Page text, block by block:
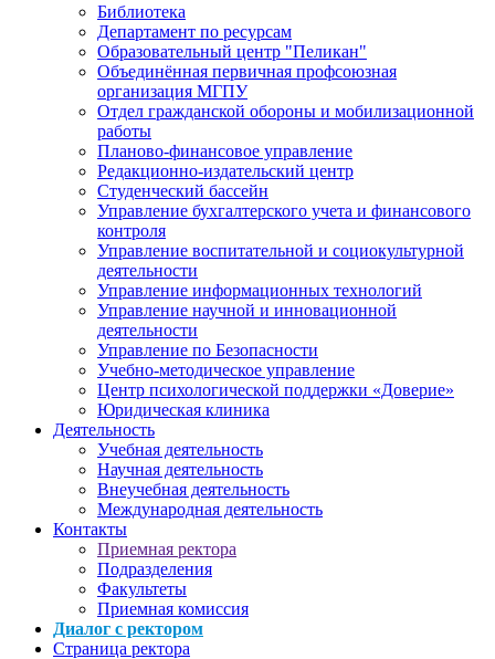
Библиотека
Департамент по ресурсам
Образовательный центр "Пеликан"
Объединённая первичная профсоюзная
организация МГПУ
Отдел гражданской обороны и мобилизационной
работы
Планово-финансовое управление
Редакционно-издательский центр
Студенческий бассейн
Управление бухгалтерского учета и финансового
контроля
Управление воспитательной и социокультурной
деятельности
Управление информационных технологий
Управление научной и инновационной
деятельности
Управление по Безопасности
Учебно-методическое управление
Центр психологической поддержки «Доверие»
Юридическая клиника
Деятельность
Учебная деятельность
Научная деятельность
Внеучебная деятельность
Международная деятельность
Контакты
Приемная ректора
Подразделения
Факультеты
Приемная комиссия
Диалог с ректором
Страница ректора